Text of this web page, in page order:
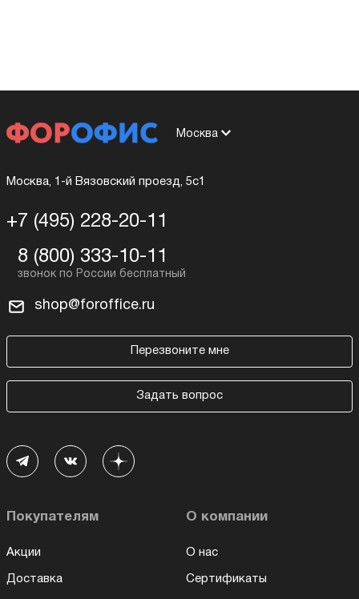
Москва
Москва, 1-й Вязовский проезд, 5с1
+7 (495) 228-20-11
8 (800) 333-10-11
shop@foroffice.ru
Перезвоните мне
Задать вопрос
Покупателям
Акции
Доставка
О компании
О нас
Сертификаты